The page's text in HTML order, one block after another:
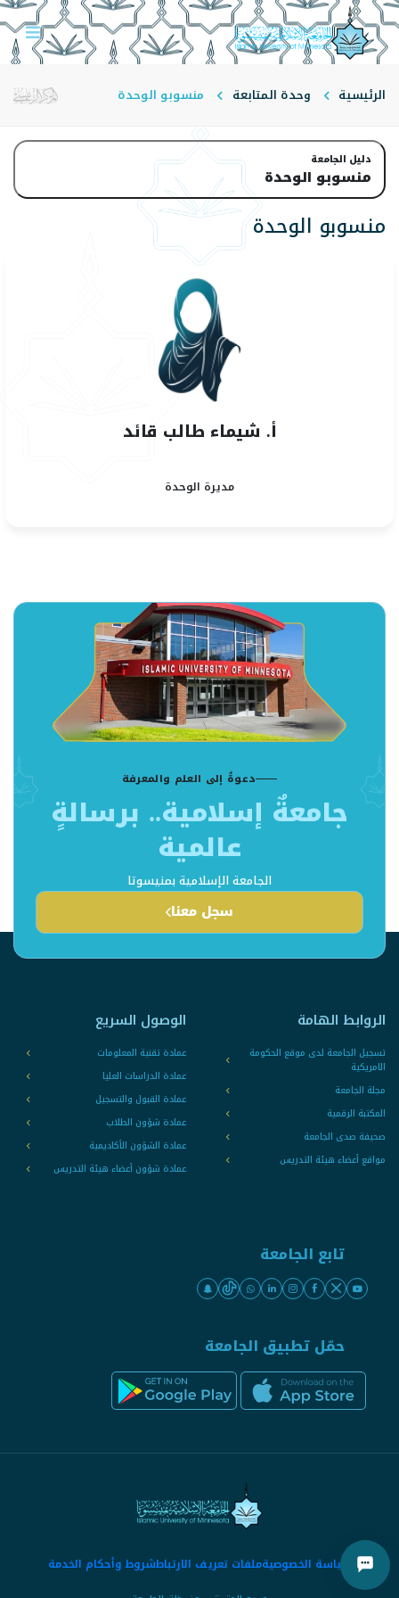
الرئيسية وحدة المتابعة منسوبو الوحدة
دليل الجامعة
منسوبو الوحدة
منسوبو الوحدة
أ. شيماء طالب قائد
مديرة الوحدة
دعوةٌ إلى العلم والمعرفة
جامعةٌ إسلامية.. برسالةٍ
عالمية
الجامعة الإسلامية بمنيسوتا
سجل معنا
الروابط الهامة
تسجيل الجامعة لدى موقع الحكومة
الامريكية
مجلة الجامعة
المكتبة الرقمية
صحيفة صدى الجامعة
مواقع أعضاء هيئة التدريس
الوصول السريع
عمادة تقنية المعلومات
عمادة الدراسات العليا
عمادة القبول والتسجيل
عمادة شؤون الطلاب
عمادة الشؤون الأكاديمية
عمادة شؤون أعضاء هيئة التدريس
تابع الجامعة
حمّل تطبيق الجامعة
سياسة الخصوصيةملفات تعريف الارتباطشروط وأحكام الخدمة